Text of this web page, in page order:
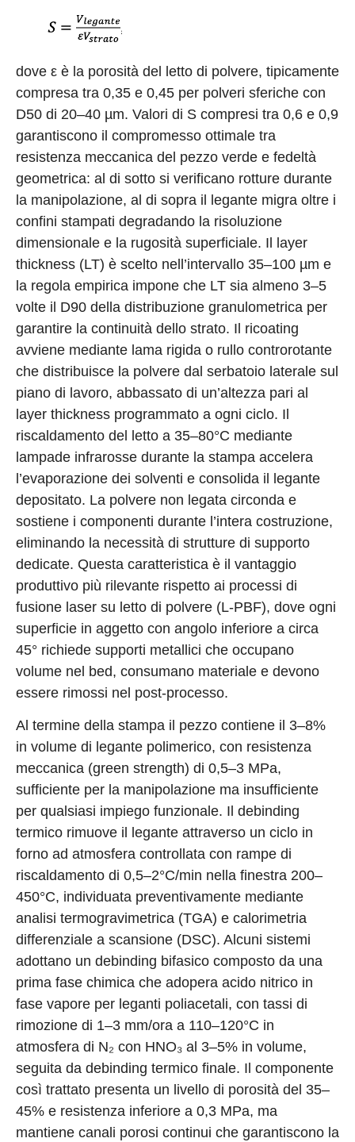
dove ε è la porosità del letto di polvere, tipicamente
compresa tra 0,35 e 0,45 per polveri sferiche con
D50 di 20–40 µm. Valori di S compresi tra 0,6 e 0,9
garantiscono il compromesso ottimale tra
resistenza meccanica del pezzo verde e fedeltà
geometrica: al di sotto si verificano rotture durante
la manipolazione, al di sopra il legante migra oltre i
confini stampati degradando la risoluzione
dimensionale e la rugosità superficiale. Il layer
thickness (LT) è scelto nell’intervallo 35–100 µm e
la regola empirica impone che LT sia almeno 3–5
volte il D90 della distribuzione granulometrica per
garantire la continuità dello strato. Il ricoating
avviene mediante lama rigida o rullo controrotante
che distribuisce la polvere dal serbatoio laterale sul
piano di lavoro, abbassato di un’altezza pari al
layer thickness programmato a ogni ciclo. Il
riscaldamento del letto a 35–80°C mediante
lampade infrarosse durante la stampa accelera
l’evaporazione dei solventi e consolida il legante
depositato. La polvere non legata circonda e
sostiene i componenti durante l’intera costruzione,
eliminando la necessità di strutture di supporto
dedicate. Questa caratteristica è il vantaggio
produttivo più rilevante rispetto ai processi di
fusione laser su letto di polvere (L-PBF), dove ogni
superficie in aggetto con angolo inferiore a circa
45° richiede supporti metallici che occupano
volume nel bed, consumano materiale e devono
essere rimossi nel post-processo.
Al termine della stampa il pezzo contiene il 3–8%
in volume di legante polimerico, con resistenza
meccanica (green strength) di 0,5–3 MPa,
sufficiente per la manipolazione ma insufficiente
per qualsiasi impiego funzionale. Il debinding
termico rimuove il legante attraverso un ciclo in
forno ad atmosfera controllata con rampe di
riscaldamento di 0,5–2°C/min nella finestra 200–
450°C, individuata preventivamente mediante
analisi termogravimetrica (TGA) e calorimetria
differenziale a scansione (DSC). Alcuni sistemi
adottano un debinding bifasico composto da una
prima fase chimica che adopera acido nitrico in
fase vapore per leganti poliacetali, con tassi di
rimozione di 1–3 mm/ora a 110–120°C in
atmosfera di N₂ con HNO₃ al 3–5% in volume,
seguita da debinding termico finale. Il componente
così trattato presenta un livello di porosità del 35–
45% e resistenza inferiore a 0,3 MPa, ma
mantiene canali porosi continui che garantiscono la